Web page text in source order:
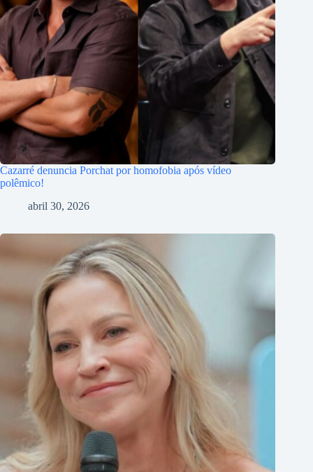
Cazarré denuncia Porchat por homofobia após vídeo
polêmico!
abril 30, 2026